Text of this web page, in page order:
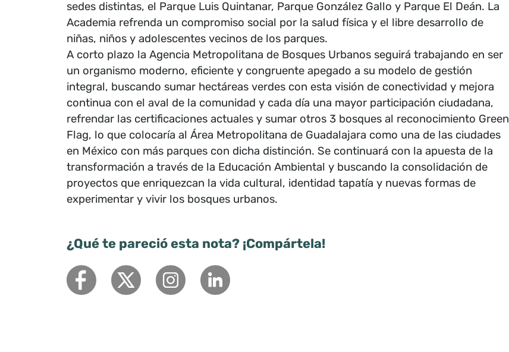
sedes distintas, el Parque Luis Quintanar, Parque González Gallo y Parque El Deán. La
Academia refrenda un compromiso social por la salud física y el libre desarrollo de
niñas, niños y adolescentes vecinos de los parques.
A corto plazo la Agencia Metropolitana de Bosques Urbanos seguirá trabajando en ser
un organismo moderno, eficiente y congruente apegado a su modelo de gestión
integral, buscando sumar hectáreas verdes con esta visión de conectividad y mejora
continua con el aval de la comunidad y cada día una mayor participación ciudadana,
refrendar las certificaciones actuales y sumar otros 3 bosques al reconocimiento Green
Flag, lo que colocaría al Área Metropolitana de Guadalajara como una de las ciudades
en México con más parques con dicha distinción. Se continuará con la apuesta de la
transformación a través de la Educación Ambiental y buscando la consolidación de
proyectos que enriquezcan la vida cultural, identidad tapatía y nuevas formas de
experimentar y vivir los bosques urbanos.
¿Qué te pareció esta nota? ¡Compártela!